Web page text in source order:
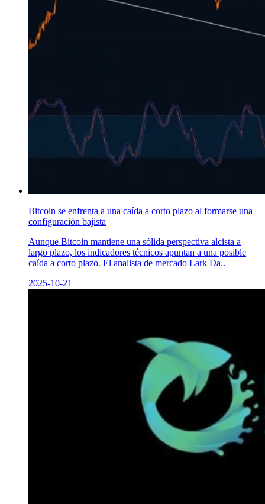
Bitcoin se enfrenta a una caída a corto plazo al formarse una
configuración bajista
Aunque Bitcoin mantiene una sólida perspectiva alcista a
largo plazo, los indicadores técnicos apuntan a una posible
caída a corto plazo. El analista de mercado Lark Da..
2025-10-21